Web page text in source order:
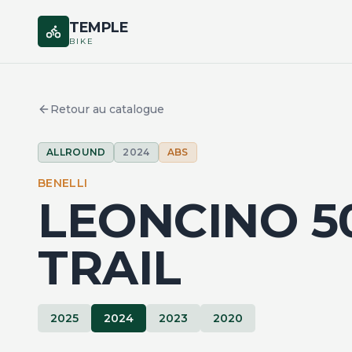
TEMPLE
BIKE
Retour au catalogue
ALLROUND 2024 ABS
BENELLI
LEONCINO
TRAIL
2025 2024 2023 2020